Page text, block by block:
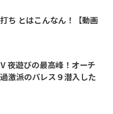
ち とはこんなん！【動画
夜遊びの最高峰！オーチ
激派のパレス９潜入した